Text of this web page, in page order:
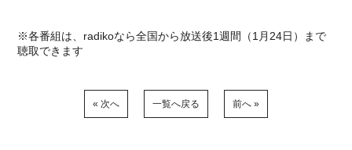
※各番組は、radikoなら全国から放送後1週間（1月24日）まで
聴取できます
« 次へ 一覧へ戻る 前へ »